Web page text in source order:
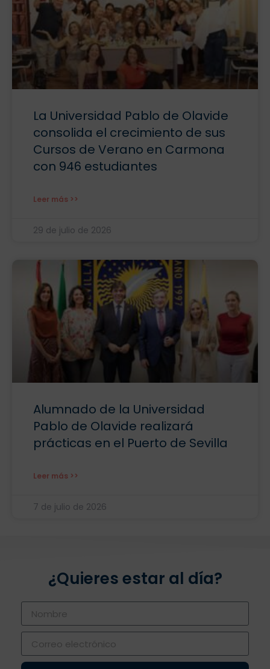
La Universidad Pablo de Olavide
consolida el crecimiento de sus
Cursos de Verano en Carmona
con 946 estudiantes
Leer más >>
29 de julio de 2026
Alumnado de la Universidad
Pablo de Olavide realizará
prácticas en el Puerto de Sevilla
Leer más >>
7 de julio de 2026
¿Quieres estar al día?